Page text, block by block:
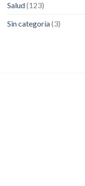
Salud(123)
Sin categoría(3)